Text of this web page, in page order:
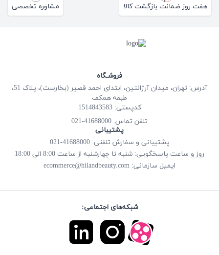
هفت روز ضمانت بازگشت کالا مشاوره تخصصی
فروشـگاه
آدرس: تهران، میدان آرژانتین، ابتدای احمد قصیر (بخارست)، پلاک 51،
طبقه همکف
کدپستی: 1514843583
تلفن تماس: 41688000-021
پشتیبانی
پشتیبانی و سفارش تلفنی: 41688000-021
روز و ساعت پاسخگویی: شنبه تا چهارشنبه از ساعت 8:00 الی 18:00
ایمیل سازمانی: ecommerce@hilandbeauty.com
شبکه‌های اجتماعی: